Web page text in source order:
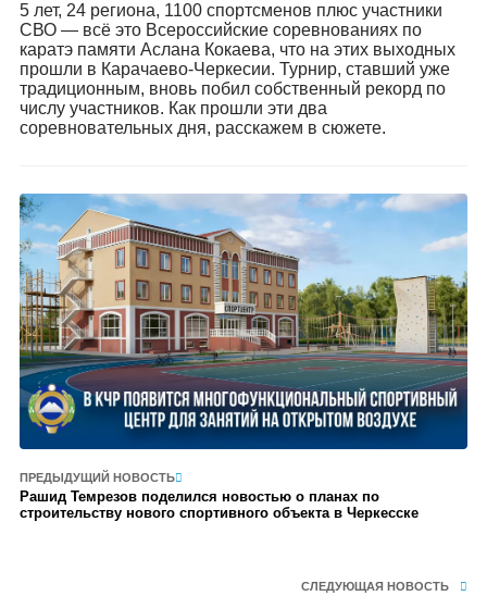
5 лет, 24 региона, 1100 спортсменов плюс участники
СВО — всё это Всероссийские соревнованиях по
каратэ памяти Аслана Кокаева, что на этих выходных
прошли в Карачаево-Черкесии. Турнир, ставший уже
традиционным, вновь побил собственный рекорд по
числу участников. Как прошли эти два
соревновательных дня, расскажем в сюжете.
ПРЕДЫДУЩИЙ НОВОСТЬ
Рашид Темрезов поделился новостью о планах по
строительству нового спортивного объекта в Черкесске
СЛЕДУЮЩАЯ НОВОСТЬ